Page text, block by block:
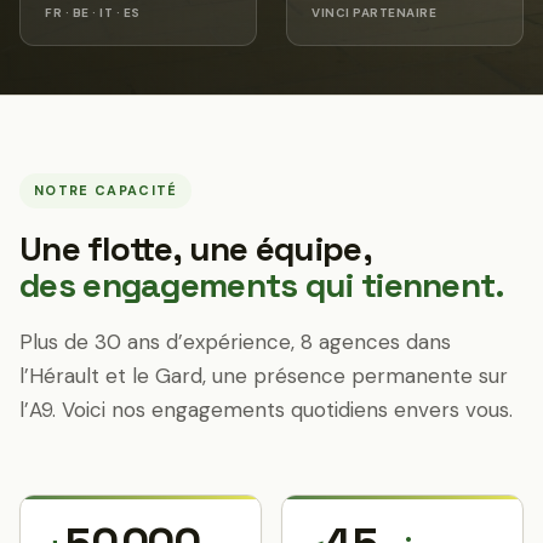
FR · BE · IT · ES VINCI PARTENAIRE
NOTRE CAPACITÉ
Une flotte, une équipe,
des engagements qui tiennent.
Plus de 30 ans d’expérience, 8 agences dans
l’Hérault et le Gard, une présence permanente sur
l’A9. Voici nos engagements quotidiens envers vous.